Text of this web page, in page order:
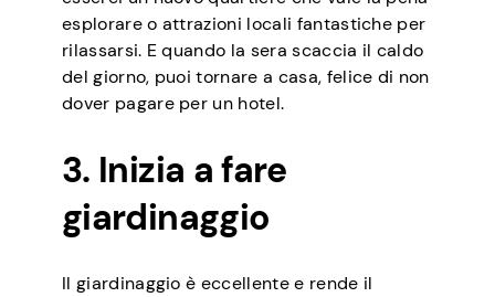
esplorare o attrazioni locali fantastiche per
rilassarsi. E quando la sera scaccia il caldo
del giorno, puoi tornare a casa, felice di non
dover pagare per un hotel.
3. Inizia a fare
giardinaggio
Il giardinaggio è eccellente e rende il